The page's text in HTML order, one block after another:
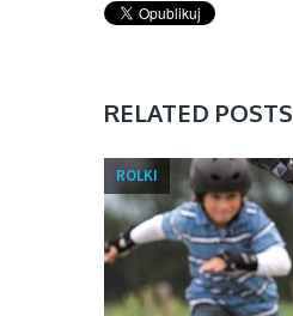
RELATED POSTS
ROLKI